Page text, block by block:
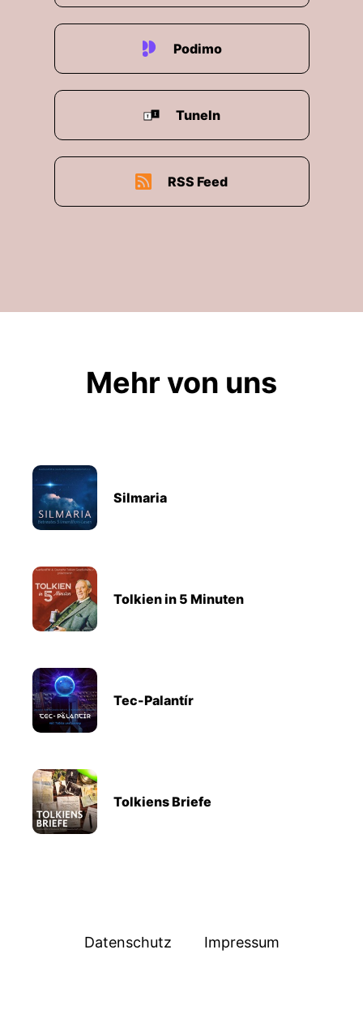
Podimo
TuneIn
RSS Feed
Mehr von uns
Silmaria
Tolkien in 5 Minuten
Tec-Palantír
Tolkiens Briefe
Datenschutz Impressum